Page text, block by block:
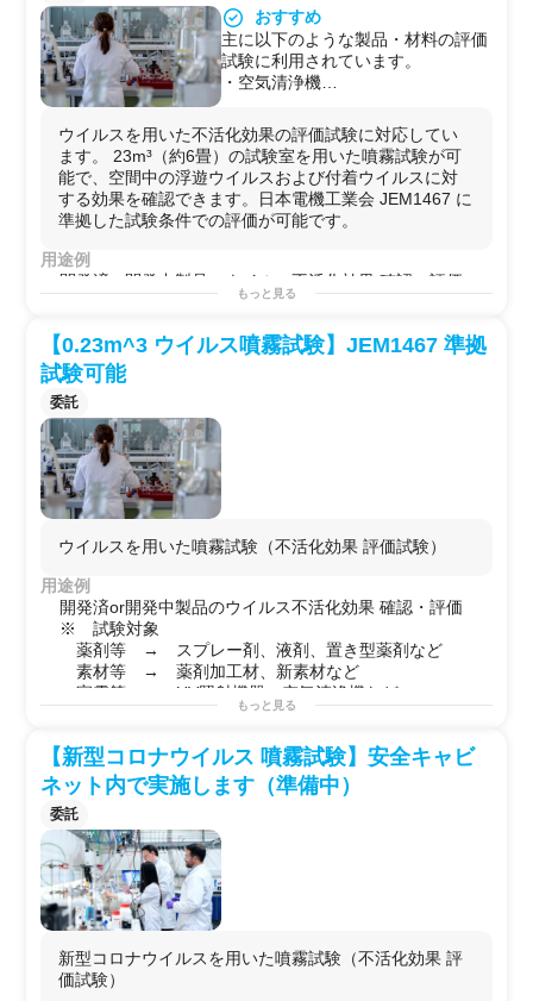
★ 黄色ブドウ球菌
【試験品例】
次亜塩素酸水等の薬剤噴霧機
おすすめ
主に以下のような製品・材料の評価
試験に利用されています。
・空気清浄機
・光触媒製品
・除菌装置・除菌水
・抗菌・抗ウイルス素材
ウイルスを用いた不活化効果の評価試験に対応してい
ます。 23m³（約6畳）の試験室を用いた噴霧試験が可
能で、空間中の浮遊ウイルスおよび付着ウイルスに対
する効果を確認できます。日本電機工業会 JEM1467 に
準拠した試験条件での評価が可能です。
用途例
開発済or開発中製品のウイルス不活化効果 確認・評価
素材等 → 薬剤加工材、新素材など
家電等 → UV照射機器、空気清浄機など
もっと見る
【0.23m^3 ウイルス噴霧試験】JEM1467 準拠
試験可能
委託
ウイルスを用いた噴霧試験（不活化効果 評価試験）
用途例
開発済or開発中製品のウイルス不活化効果 確認・評価
※ 試験対象
薬剤等 → スプレー剤、液剤、置き型薬剤など
素材等 → 薬剤加工材、新素材など
家電等 → UV照射機器、空気清浄機など
もっと見る
【新型コロナウイルス 噴霧試験】安全キャビ
ネット内で実施します（準備中）
委託
新型コロナウイルスを用いた噴霧試験（不活化効果 評
価試験）